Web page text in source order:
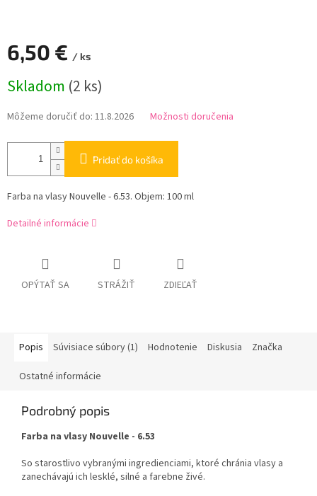
6,50 € / ks
cena:
Skladom (2 ks)
Môžeme doručiť do: 11.8.2026 Možnosti doručenia
Pridať do košíka
Farba na vlasy Nouvelle - 6.53. Objem: 100 ml
Detailné informácie
OPÝTAŤ SA STRÁŽIŤ ZDIEĽAŤ
Popis Súvisiace súbory (1) Hodnotenie Diskusia Značka
Ostatné informácie
Podrobný popis
Farba na vlasy Nouvelle - 6.53
So starostlivo vybranými ingredienciami, ktoré chránia vlasy a
zanechávajú ich lesklé, silné a farebne živé.